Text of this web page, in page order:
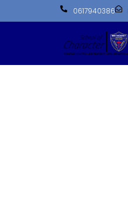
0617940386